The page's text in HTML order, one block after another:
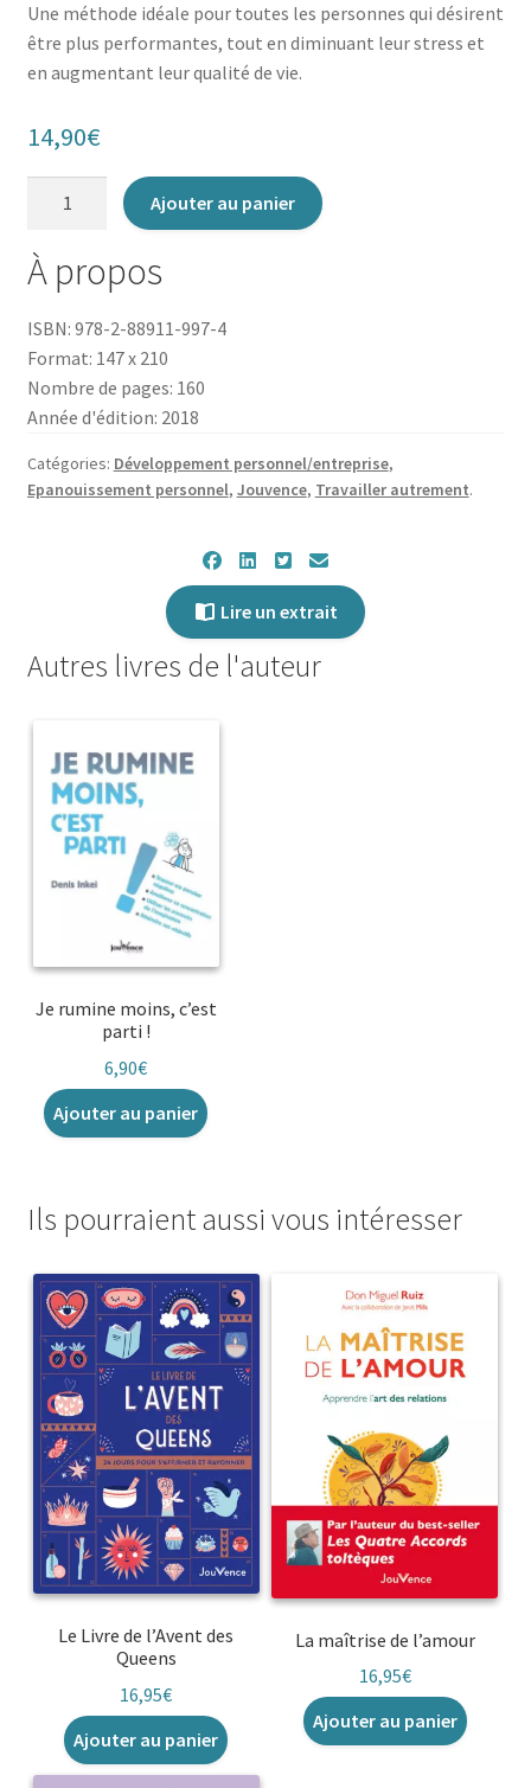
Une méthode idéale pour toutes les personnes qui désirent
être plus performantes, tout en diminuant leur stress et
en augmentant leur qualité de vie.
14,90€
La
Performance
desserrer
les
freins,
booster
les
ressources
Ajouter au panier
À propos
ISBN: 978-2-88911-997-4
Format: 147 x 210
Nombre de pages: 160
Année d'édition: 2018
Catégories: Développement personnel/entreprise,
Epanouissement personnel, Jouvence, Travailler autrement.
Lire un extrait
Autres livres de l'auteur
Je rumine moins, c’est
parti !
6,90€
Ajouter au panier
Ils pourraient aussi vous intéresser
Le Livre de l’Avent des
Queens
16,95€
Ajouter au panier
La maîtrise de l’amour
16,95€
Ajouter au panier